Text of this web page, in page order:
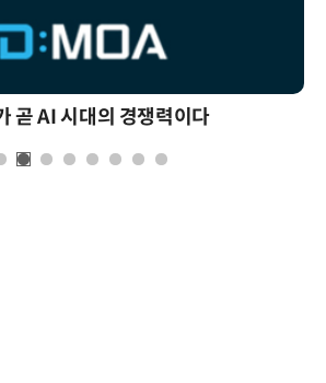
곧 AI 시대의 경쟁력이다